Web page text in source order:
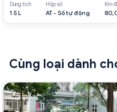
Dung tích
1.5 L
Hộp số
AT - Số tự động
Km
Cùng loại dành